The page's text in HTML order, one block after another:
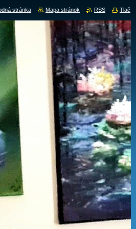
stránka Mapa stránok RSS Tlač